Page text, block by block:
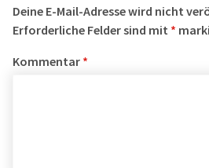
Deine E-Mail-Adresse wird nicht
Erforderliche Felder sind mit *
Kommentar *